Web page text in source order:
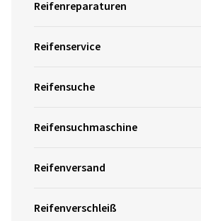
Reifenreparaturen
Reifenservice
Reifensuche
Reifensuchmaschine
Reifenversand
Reifenverschleiß